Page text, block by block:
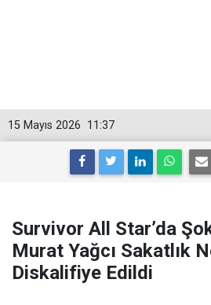
11:37
15 Mayıs 2026
Survivor All Star’da
Murat Yağcı Sakatlık
Diskalifiye Edildi